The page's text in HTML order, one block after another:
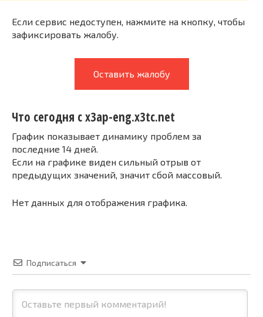
Если сервис недоступен, нажмите на кнопку, чтобы
зафиксировать жалобу.
Оставить жалобу
Что сегодня с x3ap-eng.x3tc.net
График показывает динамику проблем за
последние 14 дней.
Если на графике виден сильный отрыв от
предыдущих значений, значит сбой массовый.
Нет данных для отображения графика.
Подписаться